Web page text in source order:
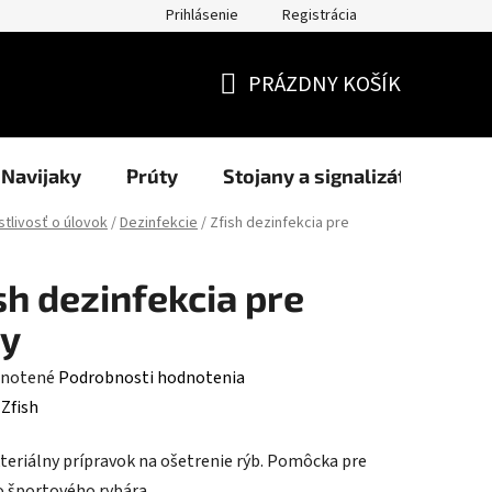
Formuláre NAŠI PARTNERI -
Prihlásenie Registrácia
KOŠÍK
PRÁZDNY KOŠÍK
Navijaky Prúty Stojany a signalizátory
o úlovok/Dezinfekcie/ Zfish dezinfekcia pre
dezinfekcia pre
Podrobnosti hodnotenia
Zfish
prípravok na ošetrenie rýb. Pomôcka pre